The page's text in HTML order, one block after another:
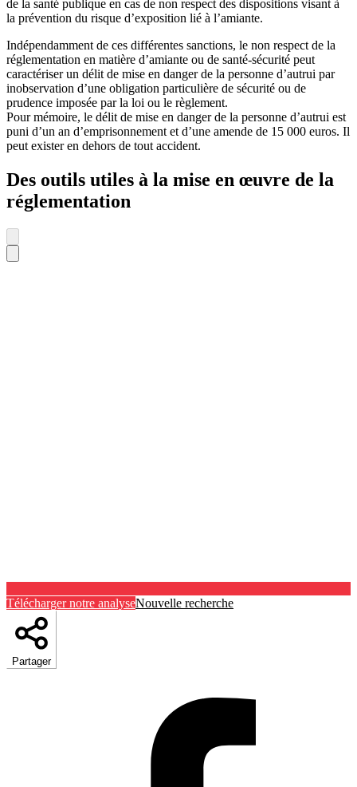
de la santé publique en cas de non respect des dispositions visant à
la prévention du risque d’exposition lié à l’amiante.
Indépendamment de ces différentes sanctions, le non respect de la
réglementation en matière d’amiante ou de santé-sécurité peut
caractériser un délit de mise en danger de la personne d’autrui par
inobservation d’une obligation particulière de sécurité ou de
prudence imposée par la loi ou le règlement.
Pour mémoire, le délit de mise en danger de la personne d’autrui est
puni d’un an d’emprisonnement et d’une amende de 15 000 euros. Il
peut exister en dehors de tout accident.
Des outils utiles à la mise en œuvre de la
réglementation
Télécharger notre analyseNouvelle recherche
Partager